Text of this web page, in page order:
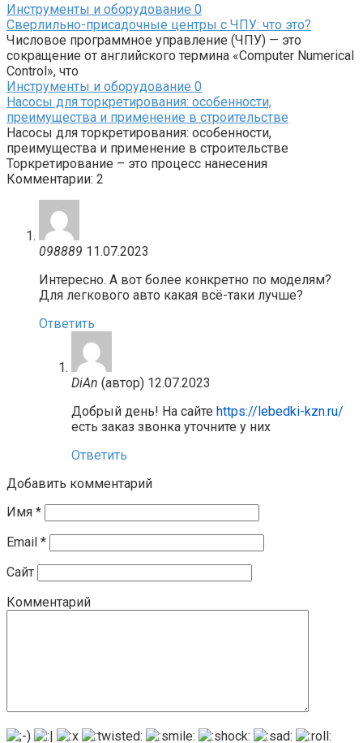
Инструменты и оборудование 0
Сверлильно-присадочные центры с ЧПУ: что это?
Числовое программное управление (ЧПУ) — это
сокращение от английского термина «Computer Numerical
Control», что
Инструменты и оборудование 0
Насосы для торкретирования: особенности,
преимущества и применение в строительстве
Насосы для торкретирования: особенности,
преимущества и применение в строительстве
Торкретирование – это процесс нанесения
Комментарии: 2
098889 11.07.2023
Интересно. А вот более конкретно по моделям?
Для легкового авто какая всё-таки лучше?
Ответить
DiAn (автор) 12.07.2023
Добрый день! На сайте https://lebedki-kzn.ru/
есть заказ звонка уточните у них
Ответить
Добавить комментарий
Имя *
Email *
Сайт
Комментарий